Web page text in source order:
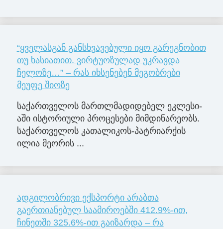
“ყველასგან განსხვავებული იყო გარეგნობით
თუ ხასიათით. ვირტუოზულად უკრავდა
ჩელოზე…” – რას იხსენებენ მეგობრები
მეუფე შიოზე
სა­ქარ­თვე­ლოს მარ­თლმა­დი­დე­ბელ ეკ­ლე­სი­
ა­ში ის­ტო­რი­უ­ლი პრო­ცე­სე­ბი მიმ­დი­ნა­რე­ობს.
სა­ქარ­თვე­ლოს კა­თა­ლი­კოს-პატ­რი­არ­ქის
ილია მე­ო­რის ...
ადგილობრივი ექსპორტი არაბთა
გაერთიანებულ საამიროებში 412.9%-ით,
ჩინეთში 325.6%-ით გაიზარდა – რა